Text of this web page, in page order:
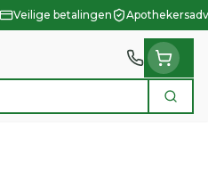
Veilige betalingen
Zoek